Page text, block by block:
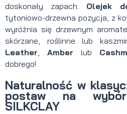
doskonały zapach. Olejek
tytoniowo-drzewna pozycja, z
wyróżnia się drzewnym
skórzane, roślinne lub
Leather
Amberlub
dobrego!
Naturalność w
postaw na
SILKCLAY